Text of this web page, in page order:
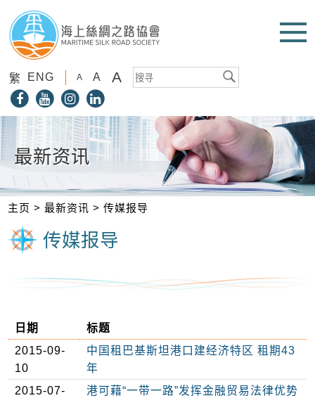
繁 ENG A A A
最新资讯
主页 >最新资讯 >传媒报导
传媒报导
日期
标题
2015-09-
10
中国租巴基斯坦港口建经济特区 租期43
年
2015-07-
港可藉“一带一路”发挥金融贸易法律优势